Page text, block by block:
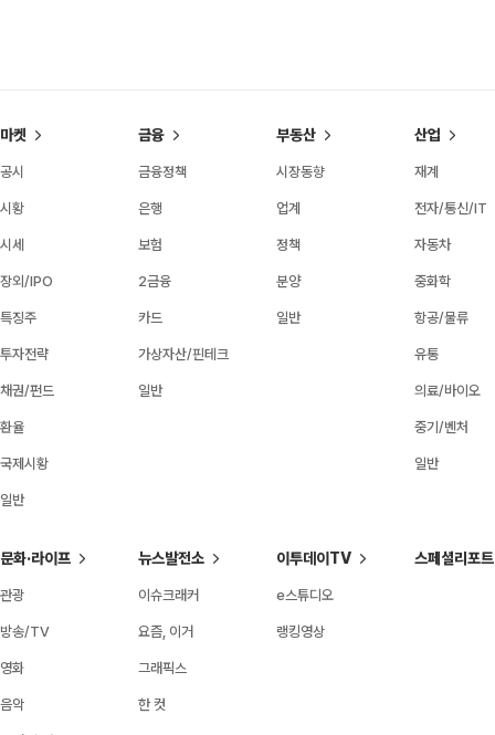
마켓
공시
시황
시세
장외/IPO
특징주
투자전략
채권/펀드
환율
국제시황
일반
금융
금융정책
은행
보험
2금융
카드
가상자산/핀테크
일반
부동산
시장동향
업계
정책
분양
일반
산업
재계
전자/통신/IT
자동차
중화학
항공/물류
유통
의료/바이오
중기/벤처
일반
문화·라이프
관광
방송/TV
영화
음악
뉴스발전소
이슈크래커
요즘, 이거
그래픽스
한 컷
이투데이TV
e스튜디오
랭킹영상
스페셜리포트